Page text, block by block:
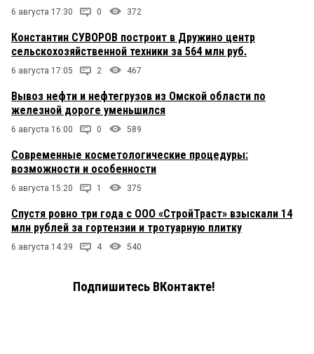
6 августа 17:30 0 372
Константин СУВОРОВ построит в Дружино центр
сельскохозяйственной техники за 564 млн руб.
6 августа 17:05 2 467
Вывоз нефти и нефтегрузов из Омской области по
железной дороге уменьшился
6 августа 16:00 0 589
Современные косметологические процедуры:
возможности и особенности
6 августа 15:20 1 375
Спустя ровно три года с ООО «СтройТраст» взыскали 14
млн рублей за гортензии и тротуарную плитку
6 августа 14:39 4 540
Подпишитесь ВКонтакте!